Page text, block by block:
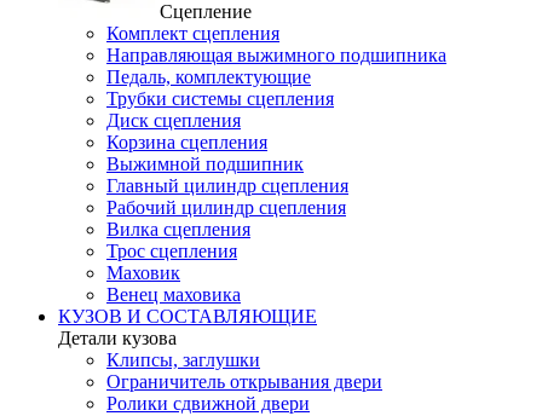
Сцепление
Комплект сцепления
Направляющая выжимного подшипника
Педаль, комплектующие
Трубки системы сцепления
Диск сцепления
Корзина сцепления
Выжимной подшипник
Главный цилиндр сцепления
Рабочий цилиндр сцепления
Вилка сцепления
Трос сцепления
Маховик
Венец маховика
КУЗОВ И СОСТАВЛЯЮЩИЕ
Детали кузова
Клипсы, заглушки
Ограничитель открывания двери
Ролики сдвижной двери